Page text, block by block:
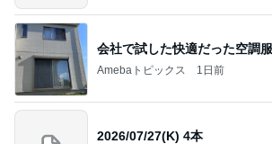
会社で試した快適だった空調服
Amebaトピックス 1日前
2026/07/27(K) 4本